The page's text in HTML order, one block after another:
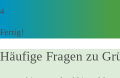
4
Fertig!
Häufige Fragen zu